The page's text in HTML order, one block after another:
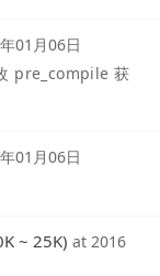
01月06日
pre_compile 获
01月06日
~ 25K) at 2016